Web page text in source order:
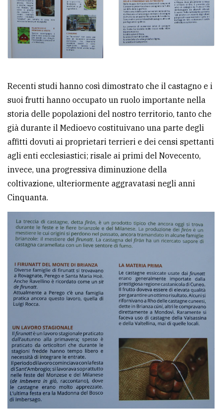
Recenti studi hanno così dimostrato che il castagno e i
suoi frutti hanno occupato un ruolo importante nella
storia delle popolazioni del nostro territorio, tanto che
già durante il Medioevo costituivano una parte degli
affitti dovuti ai proprietari terrieri e dei censi spettanti
agli enti ecclesiastici; risale ai primi del Novecento,
invece, una progressiva diminuzione della
coltivazione, ulteriormente aggravatasi negli anni
Cinquanta.